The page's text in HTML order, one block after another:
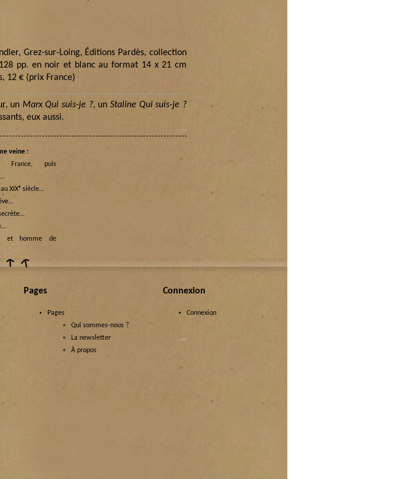
Grez-sur-Loing, Éditions Pardès, collection
pp. en noir et blanc au format 14 x 21 cm
12 € (prix France)
un Marx Qui suis-je ?, unStaline Qui suis-je ?
eux aussi.
veine :
France, puis
XIXᵉ siècle…
et homme de
Pages
Pages
Qui sommes-nous ?
La newsletter
À propos
Connexion
Connexion